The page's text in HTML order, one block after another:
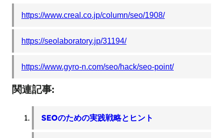
https://www.creal.co.jp/column/seo/1908/
https://seolaboratory.jp/31194/
https://www.gyro-n.com/seo/hack/seo-point/
関連記事:
SEOのための実践戦略とヒント